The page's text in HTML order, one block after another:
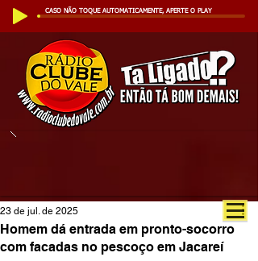
CASO NÃO TOQUE AUTOMATICAMENTE, APERTE O PLAY
Homem dá entrada em pronto-socorro
com facadas no pescoço em Jacareí
23 de jul. de 2025